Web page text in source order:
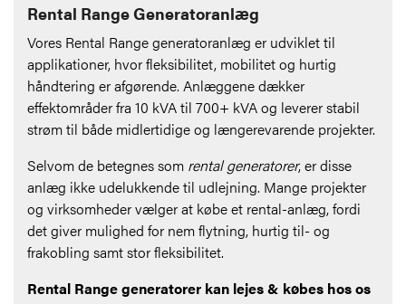
Rental Range Generatoranlæg
Vores Rental Range generatoranlæg er udviklet til
applikationer, hvor fleksibilitet, mobilitet og hurtig
håndtering er afgørende. Anlæggene dækker
effektområder fra 10 kVA til 700+ kVA og leverer stabil
strøm til både midlertidige og længerevarende projekter.
Selvom de betegnes som rental generatorer, er disse
anlæg ikke udelukkende til udlejning. Mange projekter
og virksomheder vælger at købe et rental-anlæg, fordi
det giver mulighed for nem flytning, hurtig til- og
frakobling samt stor fleksibilitet.
Rental Range generatorer kan lejes & købes hos os